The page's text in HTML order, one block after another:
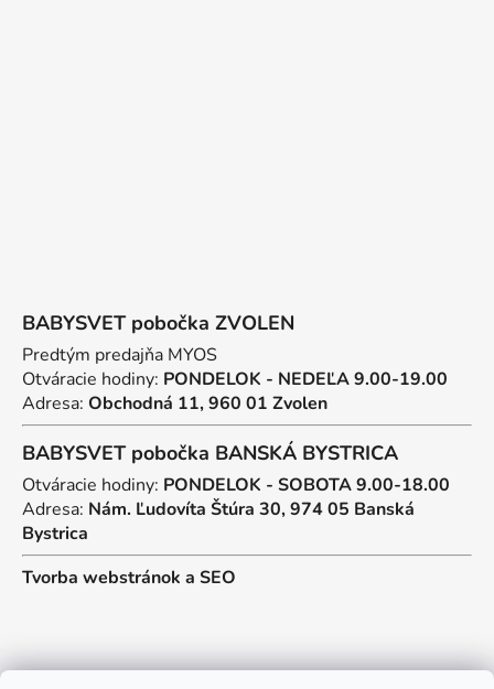
BABYSVET pobočka ZVOLEN
Predtým predajňa MYOS
Otváracie hodiny: PONDELOK - NEDEĽA 9.00-19.00
Adresa: Obchodná 11, 960 01 Zvolen
BABYSVET pobočka BANSKÁ BYSTRICA
Otváracie hodiny: PONDELOK - SOBOTA 9.00-18.00
Adresa: Nám. Ľudovíta Štúra 30, 974 05 Banská
Bystrica
Tvorba webstránok a SEO